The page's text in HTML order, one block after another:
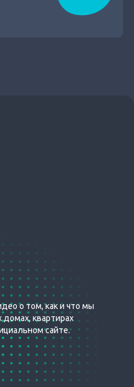
о том, как и что мы
квартирах
сайте.